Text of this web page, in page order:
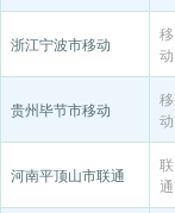
浙江宁波市移动
移
动
贵州毕节市移动
移
动
河南平顶山市联通
联
通